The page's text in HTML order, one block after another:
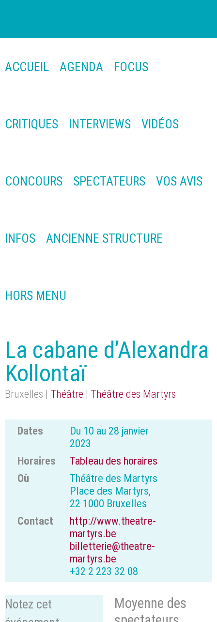
ACCUEIL AGENDA FOCUS
CRITIQUES INTERVIEWS VIDÉOS
CONCOURS SPECTATEURS VOS AVIS
INFOS ANCIENNE STRUCTURE
HORS MENU
La cabane d’Alexandra
Kollontaï
Bruxelles | Théâtre | Théâtre des Martyrs
Dates
Du 10 au 28 janvier
2023
Horaires
Tableau des horaires
Où
Théâtre des Martyrs
Place des Martyrs,
22 1000 Bruxelles
Contact
http://www.theatre-
martyrs.be
billetterie@theatre-
martyrs.be
+32 2 223 32 08
Notez cet
Moyenne des